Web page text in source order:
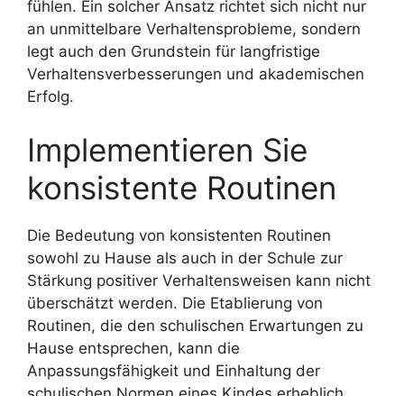
fühlen. Ein solcher Ansatz richtet sich nicht nur
an unmittelbare Verhaltensprobleme, sondern
legt auch den Grundstein für langfristige
Verhaltensverbesserungen und akademischen
Erfolg.
Implementieren Sie
konsistente Routinen
Die Bedeutung von konsistenten Routinen
sowohl zu Hause als auch in der Schule zur
Stärkung positiver Verhaltensweisen kann nicht
überschätzt werden. Die Etablierung von
Routinen, die den schulischen Erwartungen zu
Hause entsprechen, kann die
Anpassungsfähigkeit und Einhaltung der